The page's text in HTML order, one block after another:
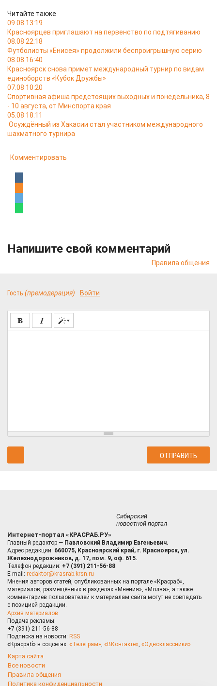
Читайте также
09.08 13:19
Красноярцев приглашают на первенство по подтягиванию
08.08 22:18
Футболисты «Енисея» продолжили беспроигрышную серию
08.08 16:40
Красноярск снова примет международный турнир по видам
единоборств «Кубок Дружбы»
07.08 10:20
Спортивная афиша предстоящих выходных и понедельника, 8
- 10 августа, от Минспорта края
05.08 18:11
Осуждённый из Хакасии стал участником международного
шахматного турнира
Комментировать
Напишите свой комментарий
Правила общения
Гость (премодерация) Войти
Сибирский
новостной портал
Интернет-портал «КРАСРАБ.РУ»
Главный редактор — Павловский Владимир Евгеньевич.
Адрес редакции: 660075, Красноярский край, г. Красноярск, ул.
Железнодорожников, д. 17, пом. 9, оф. 615.
Телефон редакции: +7 (391) 211-56-88
E-mail: redaktor@krasrab.krsn.ru
Мнения авторов статей, опубликованных на портале «Красраб»,
материалов, размещённых в разделах «Мнения», «Молва», а также
комментариев пользователей к материалам сайта могут не совпадать
с позицией редакции.
Архив материалов
Подача рекламы:
+7 (391) 211-56-88
Подписка на новости: RSS
«Красраб» в соцсетях: «Телеграм», «ВКонтакте», «Одноклассники»
Карта сайта
Все новости
Правила общения
Политика конфиденциальности